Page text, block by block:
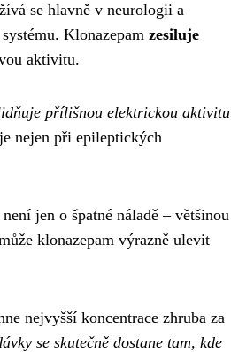
se hlavně v neurologii a
Klonazepam zesiluje
aktivitu.
přílišnou elektrickou aktivitu
nejen při epileptických
jen o špatné náladě – většinou
klonazepam výrazně ulevit
nejvyšší koncentrace zhruba za
se skutečně dostane tam, kde